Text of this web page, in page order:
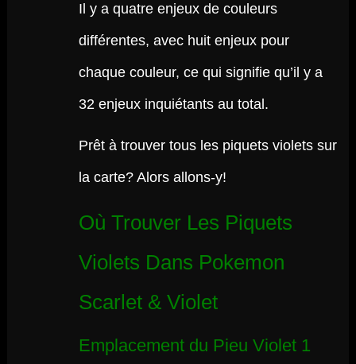
Il y a quatre enjeux de couleurs
différentes, avec huit enjeux pour
chaque couleur, ce qui signifie qu’il y a
32 enjeux inquiétants au total.
Prêt à trouver tous les piquets violets sur
la carte? Alors allons-y!
Où Trouver Les Piquets
Violets Dans Pokemon
Scarlet & Violet
Emplacement du Pieu Violet 1